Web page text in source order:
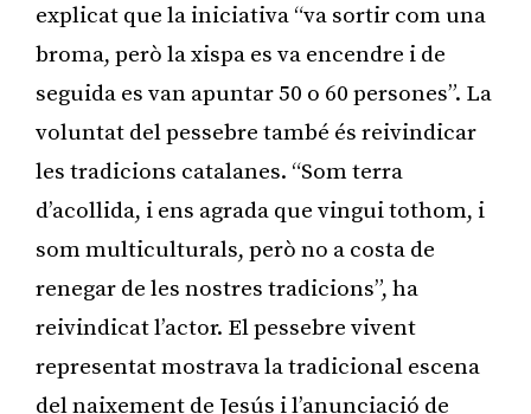
explicat que la iniciativa “va sortir com una
broma, però la xispa es va encendre i de
seguida es van apuntar 50 o 60 persones”. La
voluntat del pessebre també és reivindicar
les tradicions catalanes. “Som terra
d’acollida, i ens agrada que vingui tothom, i
som multiculturals, però no a costa de
renegar de les nostres tradicions”, ha
reivindicat l’actor. El pessebre vivent
representat mostrava la tradicional escena
del naixement de Jesús i l’anunciació de